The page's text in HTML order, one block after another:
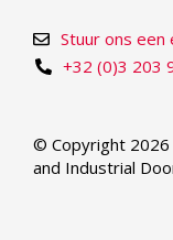
+32 (0)3 203
Stuur ons een
© Copyright 2026
and Industrial